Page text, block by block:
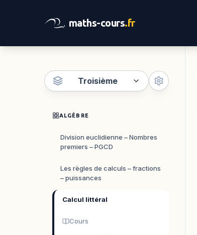
maths-cours.fr
Troisième
ALGÈBRE
Division euclidienne – Nombres
premiers – PGCD
Les règles de calculs – fractions
– puissances
Calcul littéral
Cours